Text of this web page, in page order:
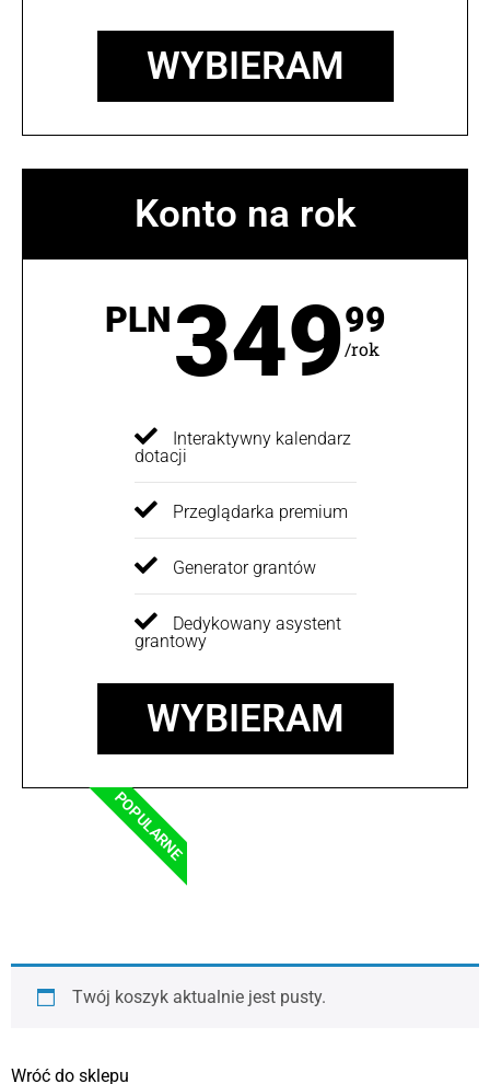
WYBIERAM
Konto na rok
PLN34999
/rok
Interaktywny kalendarz
dotacji
Przeglądarka premium
Generator grantów
Dedykowany asystent
grantowy
WYBIERAM
POPULARNE
Twój koszyk aktualnie jest pusty.
Wróć do sklepu